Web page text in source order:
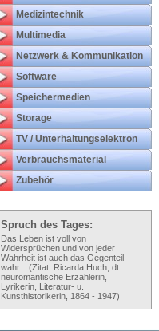
Medizintechnik
Multimedia
Netzwerk & Kommunikation
Software
Speichermedien
Storage
TV / Unterhaltungselektron
Verbrauchsmaterial
Zubehör
Spruch des Tages:
Das Leben ist voll von
Widersprüchen und von jeder
Wahrheit ist auch das Gegenteil
wahr... (Zitat: Ricarda Huch, dt.
neuromantische Erzählerin,
Lyrikerin, Literatur- u.
Kunsthistorikerin, 1864 - 1947)